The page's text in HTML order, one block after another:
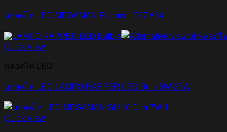
หลอดไฟ LED MEGAMAN Filament E27 A64
Quick View
หลอดไฟ LED
หลอดไฟ LED LAMPO RAPPER LED Bulb 5W-25W
Quick View